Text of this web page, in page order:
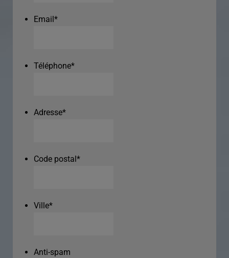
Email*
Téléphone*
Adresse*
Code postal*
Ville*
Anti-spam